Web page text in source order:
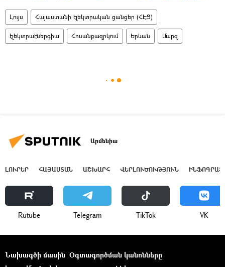
Լույս Հայաստանի էլեկտրական ցանցեր (ՀԷՑ)
էլեկտրաէներգիա Հոսանքազրկում Երևան Մարզ
Արմենիա
ԼՈՒՐԵՐ ՀԱՅԱՍՏԱՆ ԱՇԽԱՐՀ ՎԵՐԼՈՒԾՈՒԹՅՈՒՆ
Rutube Telegram ТikТоk VK
Նախագծի մասին Օգտագործման կանոնները